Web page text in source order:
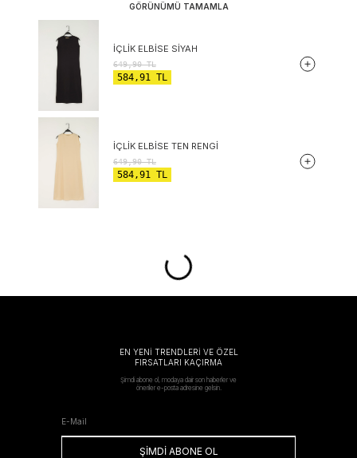
GÖRÜNÜMÜ TAMAMLA
İÇLIK ELBISE SIYAH
649,90TL
584,91 TL
İÇLIK ELBISE TEN RENGI
649,90TL
584,91 TL
EN YENİ TRENDLERİ VE ÖZEL
FIRSATLARI KAÇIRMA
Şimdi abone ol, modaya dair son haberler ve
öneriler e-posta adresine gelsin.
ŞİMDİ ABONE OL